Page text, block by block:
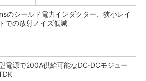
のシールド電力インダクター、狭小レイ
での放射ノイズ低減
電源で200A供給可能なDC-DCモジュー